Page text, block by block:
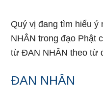
Quý vị đang tìm hiểu
NHÂN trong đạo Phật
từ ĐAN NHÂN theo từ
ĐAN NHÂN